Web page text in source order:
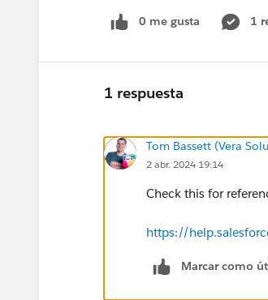
0 me gusta 1
1 respuesta
Tom Bassett (Vera
2 abr. 2024 19:14
Check this for
https://
Marcar como